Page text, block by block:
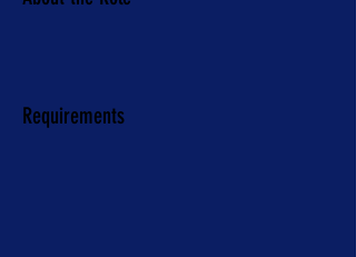
Requirements